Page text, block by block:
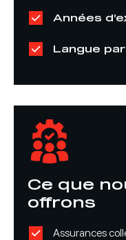
Années
Langue
Ce que
offrons
Assurances